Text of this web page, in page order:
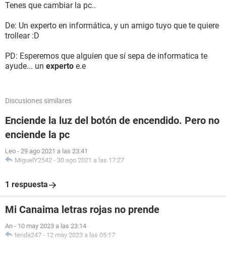
Tenes que cambiar la pc..
De: Un experto en informática, y un amigo tuyo que te quiere
trollear :D
PD: Esperemos que alguien que sí sepa de informatica te
ayude... un experto e.e
Discusiones similares
Enciende la luz del botón de encendido. Pero no
enciende la pc
Leo - 29 ago 2021 a las 23:41
MiguelY2542 - 30 ago 2021 a las 17:27
1 respuesta
Mi Canaima letras rojas no prende
An - 10 may 2023 a las 23:14
tenda247 - 12 may 2023 a las 05:17